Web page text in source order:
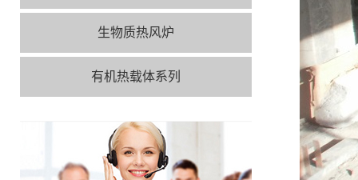
生物质热风炉
有机热载体系列